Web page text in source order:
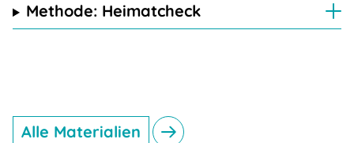
Methode: Heimatcheck
Alle Materialien